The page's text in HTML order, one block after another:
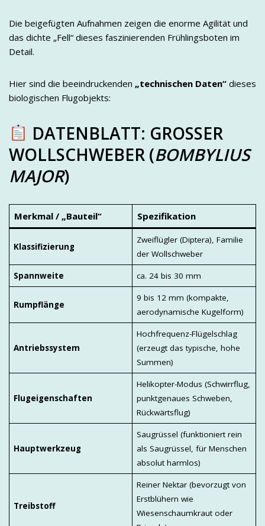
Die beigefügten Aufnahmen zeigen die enorme Agilität und
das dichte „Fell“ dieses faszinierenden Frühlingsboten im
Detail.
Hier sind die beeindruckenden „technischen Daten“ dieses
biologischen Flugobjekts:
DATENBLATT: GROSSER W
OLLSCHWEBER ( BOMBYLIUS
MAJOR)
Merkmal / „Bauteil“ Spezifikation
Klassifizierung
Zweiflügler (Diptera), Familie
der Wollschweber
Spannweite ca. 24 bis 30 mm
Rumpflänge
9 bis 12 mm (kompakte,
aerodynamische Kugelform)
Antriebssystem
Hochfrequenz-Flügelschlag
(erzeugt das typische, hohe
Summen)
Flugeigenschaften
Helikopter-Modus (Schwirrflug,
punktgenaues Schweben,
Rückwärtsflug)
Hauptwerkzeug
Saugrüssel (funktioniert rein
als Saugrüssel, für Menschen
absolut harmlos)
Treibstoff
Reiner Nektar (bevorzugt von
Erstblühern wie
Wiesenschaumkraut oder